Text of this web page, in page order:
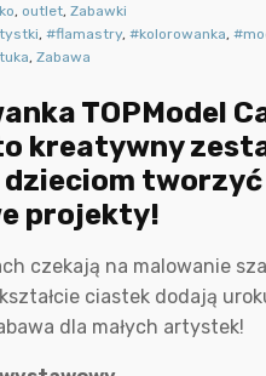
, outlet,Zabawki
,#flamastry,#kolorowanka,
,Zabawa
TOPModel
kreatywny
tworzyć
projekty!
czekają na malowanie
ciastek dodają
dla małych artystek!